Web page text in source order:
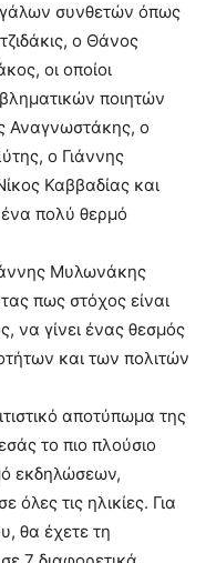
συνθετών όπως
ο Θάνος
οι οποίοι
ποιητών
Αναγνωστάκης, ο
ο Γιάννης
Καββαδίας και
πολύ θερμό
Μυλωνάκης
πως στόχος είναι
να γίνει ένας θεσμός
και των πολιτών
αποτύπωμα της
το πιο πλούσιο
εκδηλώσεων,
τις ηλικίες. Για
θα έχετε τη